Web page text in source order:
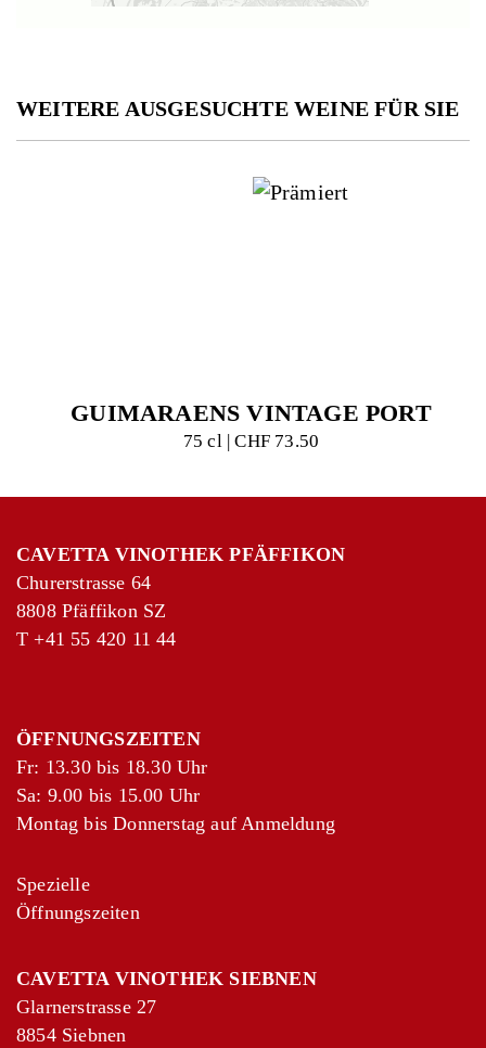
WEITERE AUSGESUCHTE WEINE FÜR SIE
GUIMARAENS VINTAGE PORT
75 cl | CHF 73.50
CAVETTA VINOTHEK PFÄFFIKON
Churerstrasse 64
8808 Pfäffikon SZ
T +41 55 420 11 44
ÖFFNUNGSZEITEN
Fr: 13.30 bis 18.30 Uhr
Sa: 9.00 bis 15.00 Uhr
Montag bis Donnerstag auf Anmeldung
Spezielle
Öffnungszeiten
CAVETTA VINOTHEK SIEBNEN
Glarnerstrasse 27
8854 Siebnen